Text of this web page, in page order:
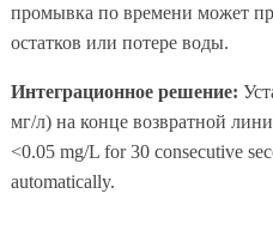
промывка по времени может
остатков или потере воды.
Интеграционное решение:
мг/л) на конце возвратной
<0.05 mg/L for 30 consecutive
automatically.